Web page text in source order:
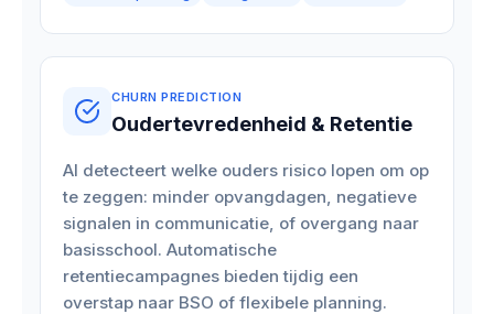
CHURN PREDICTION
Oudertevredenheid & Retentie
AI detecteert welke ouders risico lopen om op
te zeggen: minder opvangdagen, negatieve
signalen in communicatie, of overgang naar
basisschool. Automatische
retentiecampagnes bieden tijdig een
overstap naar BSO of flexibele planning.